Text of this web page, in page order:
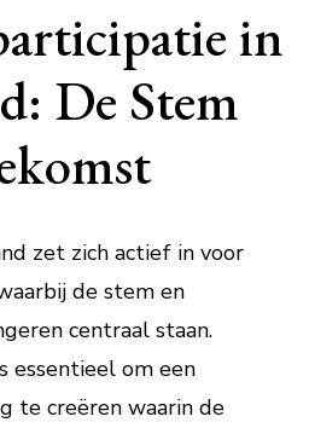
in
De Stem
zet zich actief in voor
de stem en
centraal staan.
essentieel om een
te creëren waarin de